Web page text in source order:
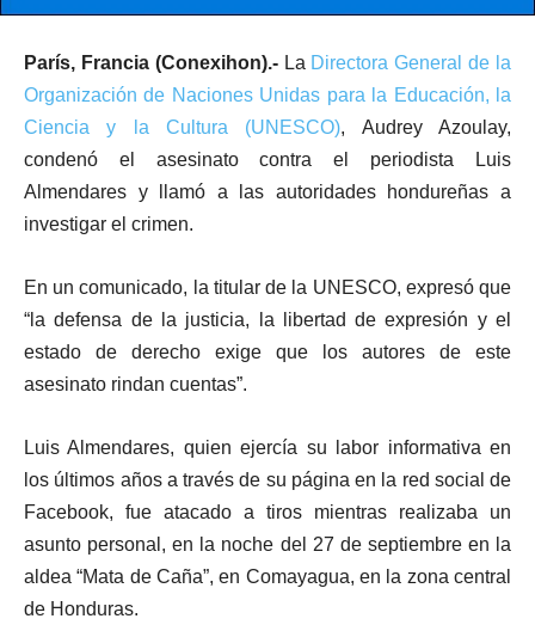
París, Francia (Conexihon).-La Directora General de la
Organización de Naciones Unidas para la Educación, la
Ciencia y la Cultura (UNESCO), Audrey Azoulay,
condenó el asesinato contra el periodista Luis
Almendares y llamó a las autoridades hondureñas a
investigar el crimen.
En un comunicado, la titular de la UNESCO, expresó que
“la defensa de la justicia, la libertad de expresión y el
estado de derecho exige que los autores de este
asesinato rindan cuentas”.
Luis Almendares, quien ejercía su labor informativa en
los últimos años a través de su página en la red social de
Facebook, fue atacado a tiros mientras realizaba un
asunto personal, en la noche del 27 de septiembre en la
aldea “Mata de Caña”, en Comayagua, en la zona central
de Honduras.